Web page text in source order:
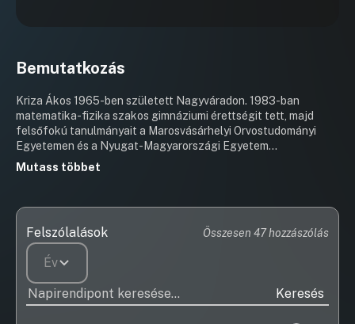
Bemutatkozás
Kriza Ákos 1965-ben született Nagyváradon. 1983-ban
matematika-fizika szakos gimnáziumi érettségit tett, majd
felsőfokú tanulmányait a Marosvásárhelyi Orvostudományi
Egyetemen és a Nyugat-Magyarországi Egyetem
Közgazdaságtudományi karán végezte. 1990-ben költözött
szakvizsgát tett és 1995-ig a Diósgyőri Kórház fül-orr-
Pályafutását később családorvosként folytatta, először a
„Békeszálló” melletti Kiss Ernő utcában, majd közel 10 éven át
a Martinkertvárosban.[4] 1999-ben megpályázta és megnyerte
a Vasútegészségügyi Kht. Miskolci Egészségügyi Központ
orvos-igazgatói tisztségét. 1999. november 1-jén állt munkába
Mutass többet
Felszólalások Összesen 47 hozzászólás
Év
Keresés